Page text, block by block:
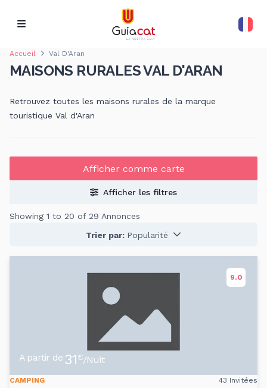
Accueil Val D'Aran
MAISONS RURALES VAL D'ARAN
Retrouvez toutes les maisons rurales de la marque
touristique Val d'Aran
Afficher comme carte
Afficher les filtres
Showing 1 to 20 of 29 Annonces
Trier par: Popularité
9.0
A partir de 31€/Nuit
CAMPING 43 Invitées